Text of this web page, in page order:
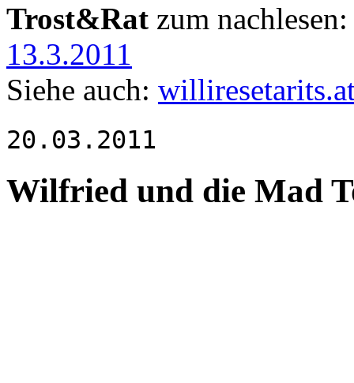
Trost&Rat zum
13.3.2011
Siehe auch:
20.03.2011
Wilfried und die Mad